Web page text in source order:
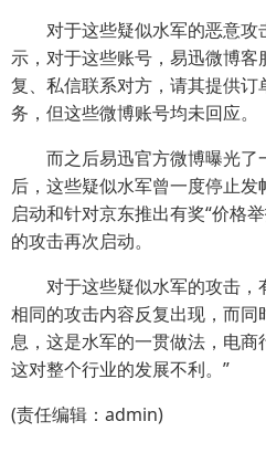
对于这些疑似水军的恶意攻
示，对于这些账号，易迅微博
复、私信联系对方，请其提供订
务，但这些微博账号均未回应。
而之后易迅官方微博曝光了
后，这些疑似水军曾一度停止
启动和针对京东推出有奖“价格
的攻击再次启动。
对于这些疑似水军的攻击，
相同的攻击内容反复出现，而
息，这是水军的一贯做法，电商
这对整个行业的发展不利。”
(责任编辑：admin)